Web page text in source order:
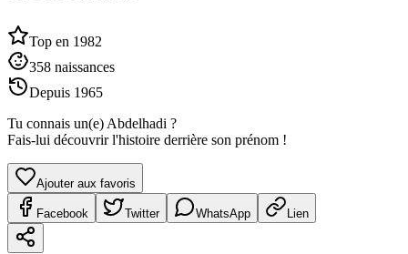
Top en 1982
358 naissances
Depuis 1965
Tu connais un(e) Abdelhadi ?
Fais-lui découvrir l'histoire derrière son prénom !
Ajouter aux favoris
Facebook Twitter WhatsApp Lien